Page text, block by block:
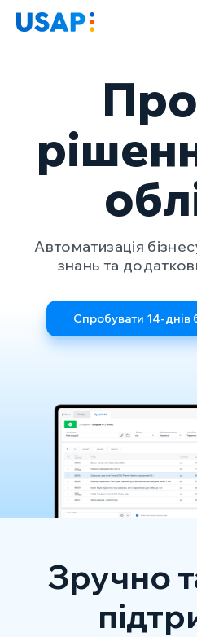
Skip
Автоматизація
знань та
Спробувати 14-днів
Зручно